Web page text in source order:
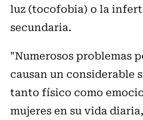
luz (tocofobia) o la
secundaria.
"Numerosos problemas
causan un considerable
tanto físico como
mujeres en su vida